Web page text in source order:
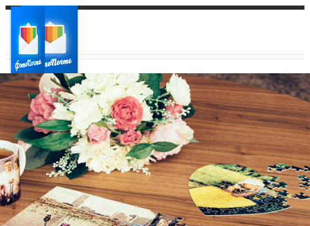
Ваш город:
Ваш регион доставки
Выберите из списка: